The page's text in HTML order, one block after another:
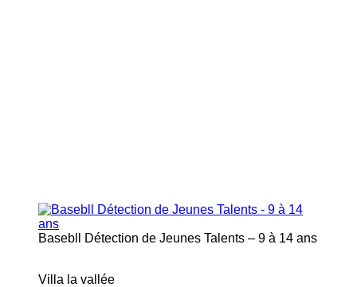
Basebll Détection de Jeunes Talents – 9 à 14 ans
Villa la vallée